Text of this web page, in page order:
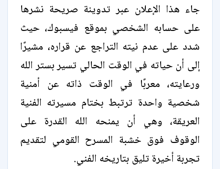
جاء هذا الإعلان عبر تدوينة صريحة نشرها
على حسابه الشخصي بموقع فيسبوك، حيث
شدد على عدم نيته التراجع عن قراره، مشيرًا
إلى أن حياته في الوقت الحالي تسير بستر الله
ورعايته، معربًا في الوقت ذاته عن أمنية
شخصية واحدة ترتبط بختام مسيرته الفنية
العريقة، وهي أن يمنحه الله القدرة على
الوقوف فوق خشبة المسرح القومي لتقديم
تجربة أخيرة تليق بتاريخه الفني.